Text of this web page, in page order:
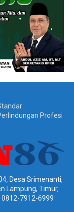
Profesi
Desa Srimenanti,
Lampung, Timur,
0812-7912-6999